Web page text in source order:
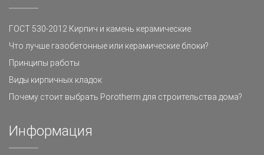
ГОСТ 530-2012 Кирпич и камень керамические.
Что лучше газобетонные или керамические блоки?
Принципы работы
Виды кирпичных кладок
Почему стоит выбрать Porotherm для строительства дома?
Информация